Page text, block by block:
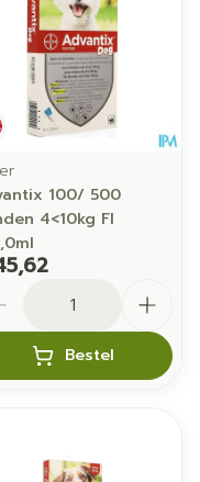
Geneesmiddel
100/ 500
4<10kg Fl
Bestel